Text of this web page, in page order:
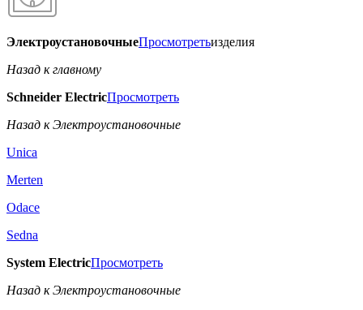
ЭлектроустановочныеПросмотретьизделия
Назад к главному
Schneider ElectricПросмотреть
Назад к Электроустановочные
Unica
Merten
Odace
Sedna
System ElectricПросмотреть
Назад к Электроустановочные